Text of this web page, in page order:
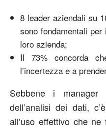
8 leader aziendali su
sono fondamentali
loro azienda;
Il 73% concorda
l’incertezza e a
Sebbene i manager
dell’analisi dei dati,
all’uso effettivo che